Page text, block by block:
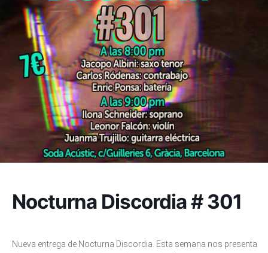
Nocturna Discordia # 301
Nueva entrega de Nocturna Discordia. Esta semana nos presenta